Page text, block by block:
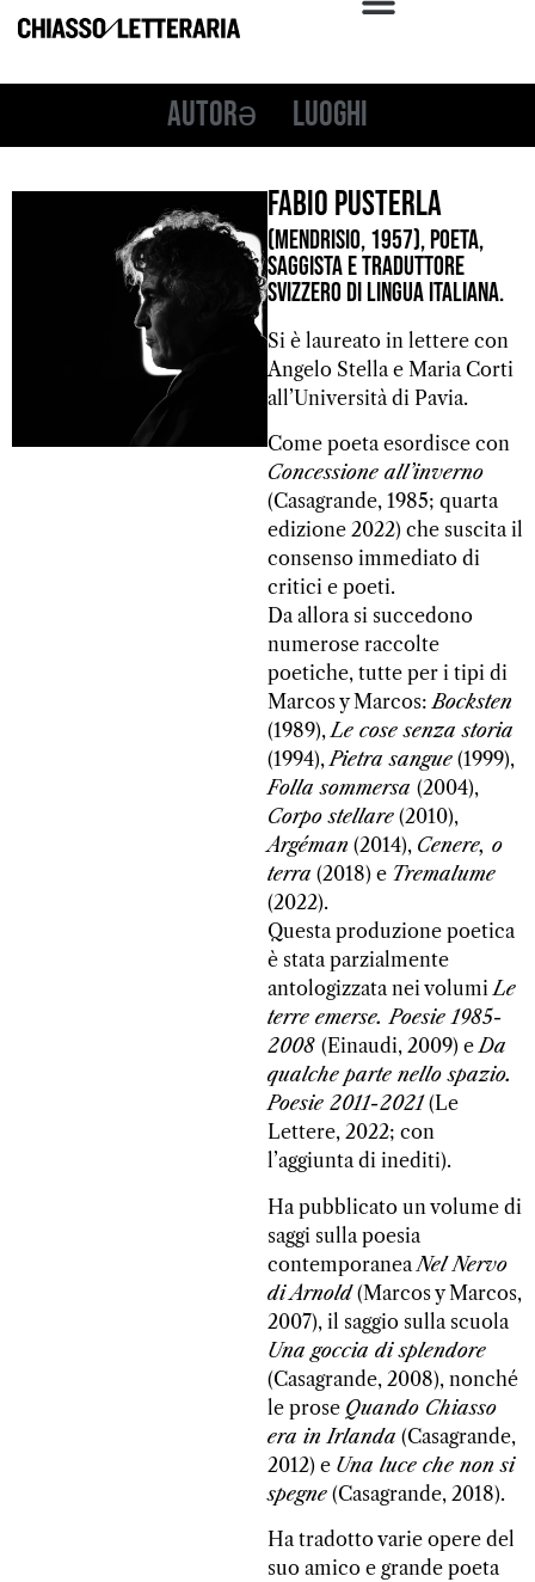
Autorə Luoghi
Fabio Pusterla
(Mendrisio, 1957), poeta,
saggista e traduttore
svizzero di lingua italiana.
Si è laureato in lettere con
Angelo Stella e Maria Corti
all’Università di Pavia.
Come poeta esordisce con
Concessione all’inverno
(Casagrande, 1985; quarta
edizione 2022) che suscita il
consenso immediato di
critici e poeti.
Da allora si succedono
numerose raccolte
poetiche, tutte per i tipi di
Marcos y Marcos:Bocksten
(1989),Le cose senza storia
(1994),Pietra sangue (1999),
Folla sommersa (2004),
Corpo stellare (2010),
Argéman (2014), Cenere, o
terra (2018) e Tremalume
(2022).
Questa produzione poetica
è stata parzialmente
antologizzata nei volumiLe
terre emerse. Poesie 1985-
2008 (Einaudi, 2009) eDa
qualche parte nello spazio.
Poesie 2011-2021(Le
Lettere, 2022; con
l’aggiunta di inediti).
Ha pubblicato un volume di
saggi sulla poesia
contemporanea Nel Nervo
di Arnold(Marcos y Marcos,
2007), il saggio sulla scuola
Una goccia di splendore
(Casagrande, 2008), nonché
le prose Quando Chiasso
era in Irlanda (Casagrande,
2012) e Una luce che non si
spegne (Casagrande, 2018).
Ha tradotto varie opere del
suo amico e grande poeta